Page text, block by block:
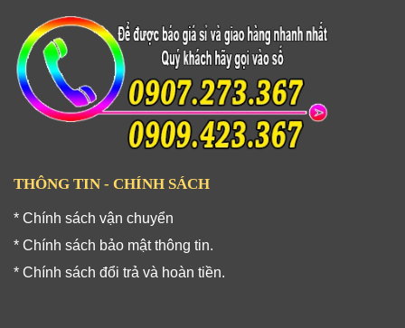
THÔNG TIN - CHÍNH SÁCH
* Chính sách vận chuyển
* Chính sách bảo mật thông tin.
* Chính sách đổi trả và hoàn tiền.